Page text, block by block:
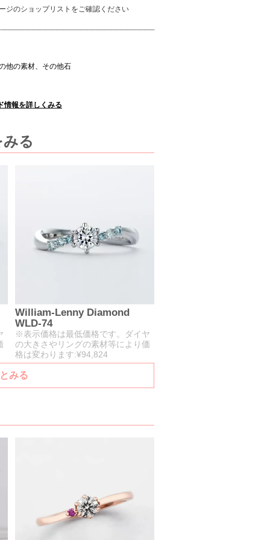
ジのショップリストをご確認ください
他の素材、その他石
報を詳しくみる
る
William-Lenny Diamond
WLD-74
※表示価格は最低価格です。ダイヤ
の大きさやリングの素材等により価
格は変わります:¥94,824
みる